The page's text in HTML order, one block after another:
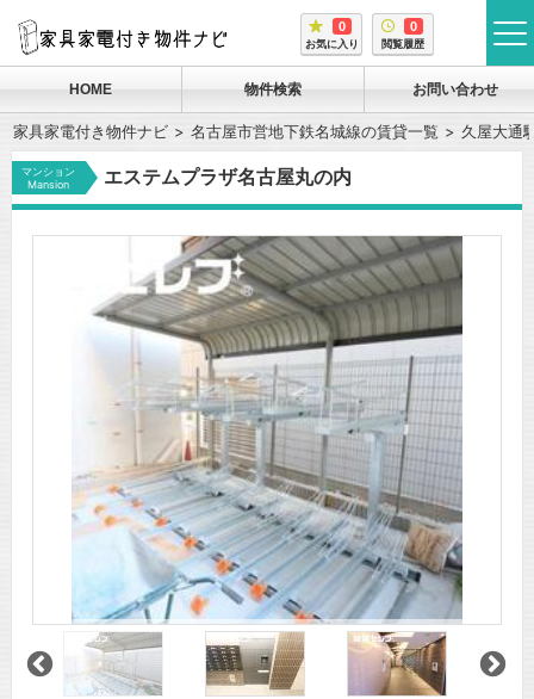
0
お気に入り
0
閲覧履歴
HOME 物件検索 お問い合わせ
家具家電付き物件ナビ 名古屋市営地下鉄名城線の賃貸一覧 久屋大通
マンション
Mansion
エステムプラザ名古屋丸の内